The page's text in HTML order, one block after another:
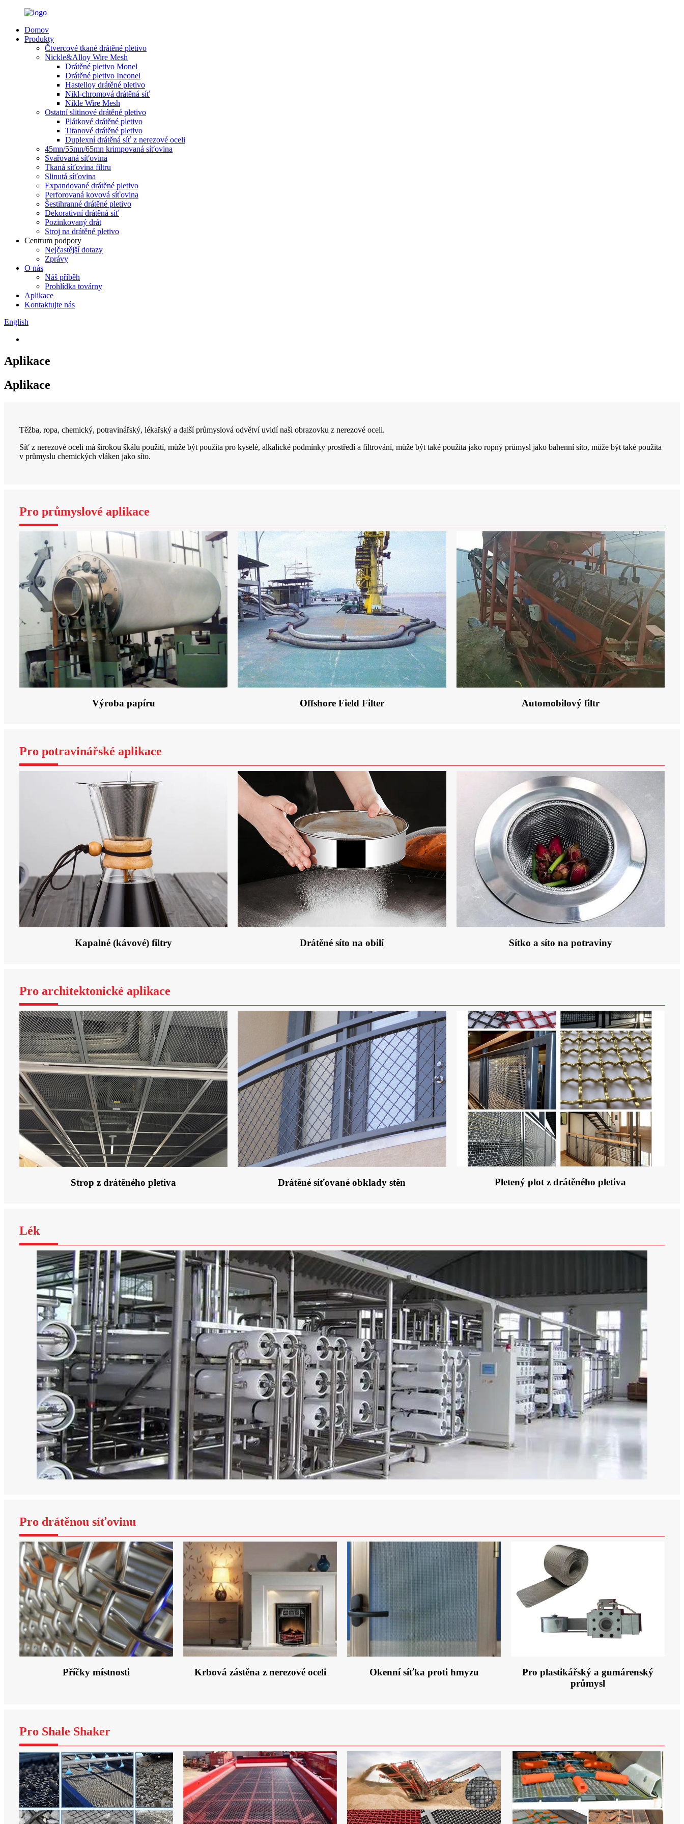
Domov
Produkty
Čtvercové tkané drátěné pletivo
Nickle&Alloy Wire Mesh
Drátěné pletivo Monel
Drátěné pletivo Inconel
Hastelloy drátěné pletivo
Nikl-chromová drátěná síť
Nikle Wire Mesh
Ostatní slitinové drátěné pletivo
Plátkové drátěné pletivo
Titanové drátěné pletivo
Duplexní drátěná síť z nerezové oceli
45mn/55mn/65mn krimpovaná síťovina
Svařovaná síťovina
Tkaná síťovina filtru
Slinutá síťovina
Expandované drátěné pletivo
Perforovaná kovová síťovina
Šestihranné drátěné pletivo
Dekorativní drátěná síť
Pozinkovaný drát
Stroj na drátěné pletivo
Centrum podpory
Nejčastější dotazy
Zprávy
O nás
Náš příběh
Prohlídka továrny
Aplikace
Kontaktujte nás
English
Aplikace
Aplikace
Těžba, ropa, chemický, potravinářský, lékařský a další průmyslová odvětví uvidí naši obrazovku z nerezové oceli.
Síť z nerezové oceli má širokou škálu použití, může být použita pro kyselé, alkalické podmínky prostředí a filtrování, může být také použita jako ropný průmysl jako bahenní síto, může být také použita
v průmyslu chemických vláken jako síto.
Pro průmyslové aplikace
Výroba papíru Offshore Field Filter Automobilový filtr
Pro potravinářské aplikace
Kapalné (kávové) filtry Drátěné síto na obilí Sítko a síto na potraviny
Pro architektonické aplikace
Strop z drátěného pletiva Drátěné síťované obklady stěn Pletený plot z drátěného pletiva
Lék
Pro drátěnou síťovinu
Příčky místnosti Krbová zástěna z nerezové oceli Okenní síťka proti hmyzu
Pro plastikářský a gumárenský
průmysl
Pro Shale Shaker